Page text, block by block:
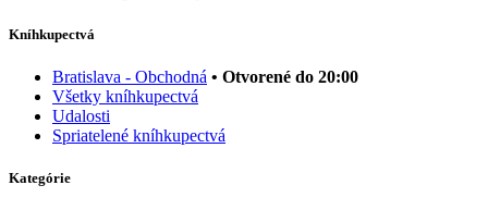
Kníhkupectvá
Bratislava - Obchodná • Otvorené do 20:00
Všetky kníhkupectvá
Udalosti
Spriatelené kníhkupectvá
Kategórie